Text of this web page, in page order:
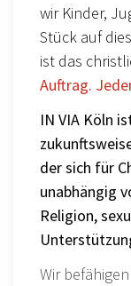
wir Kinder,
Stück auf
ist das
Auftrag.
IN VIA Köln
der sich für
unabhängig
Religion,
Wir